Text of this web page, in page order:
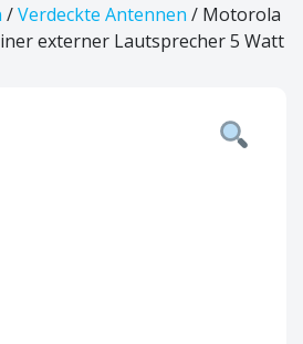
/Verdeckte Antennen / Motorola
externer Lautsprecher 5 Watt